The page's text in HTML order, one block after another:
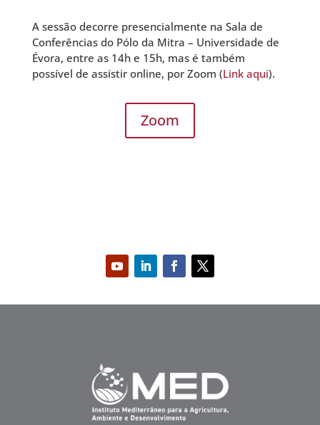
A sessão decorre presencialmente na Sala de
Conferências do Pólo da Mitra – Universidade de
Évora, entre as 14h e 15h, mas é também
possível de assistir online, por Zoom (Link aqui).
Zoom